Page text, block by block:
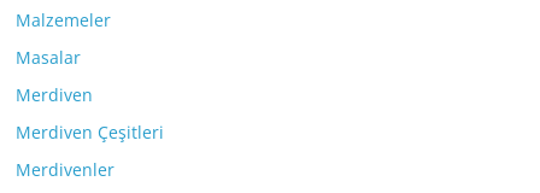
Malzemeler
Masalar
Merdiven
Merdiven Çeşitleri
Merdivenler